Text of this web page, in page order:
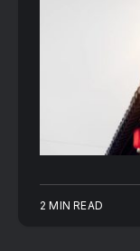
2 MIN READ